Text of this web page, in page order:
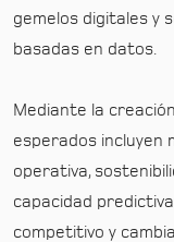
gemelos digitales y
basadas en datos.
Mediante la
esperados incluyen
operativa,
capacidad
competitivo y